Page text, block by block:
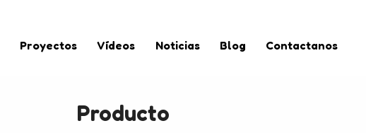
Proyectos Vídeos Noticias Blog Contactanos
Producto